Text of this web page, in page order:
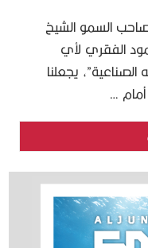
السمو الشيخ
الفقري لأي
يجعلنا
أمام …